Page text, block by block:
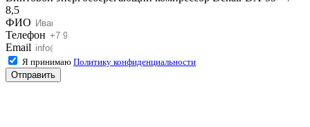
8,5
ФИО
Телефон
Email
Я принимаю Политику конфиденциальности
Отправить